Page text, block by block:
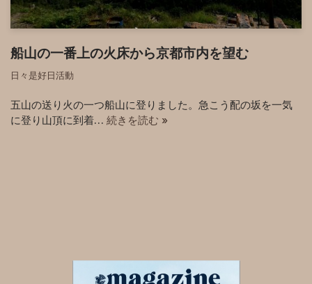
船山の一番上の火床から京都市内を望む
日々是好日活動
五山の送り火の一つ船山に登りました。急こう配の坂を一気
に登り山頂に到着… 続きを読む »